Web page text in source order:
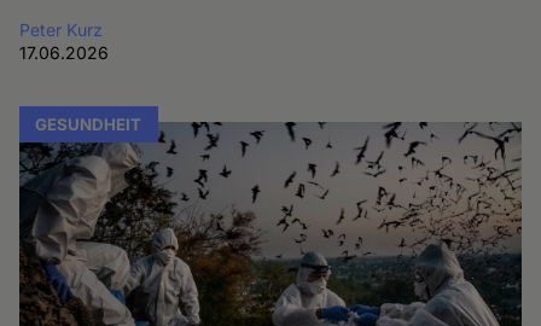
Peter Kurz
17.06.2026
GESUNDHEIT